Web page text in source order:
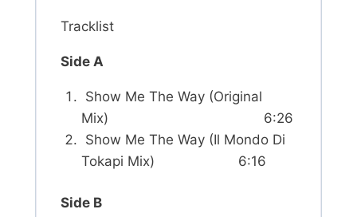
Tracklist
Side A
Show Me The Way (Original
Mix) 6:26
Show Me The Way (Il Mondo Di
Tokapi Mix) 6:16
Side B